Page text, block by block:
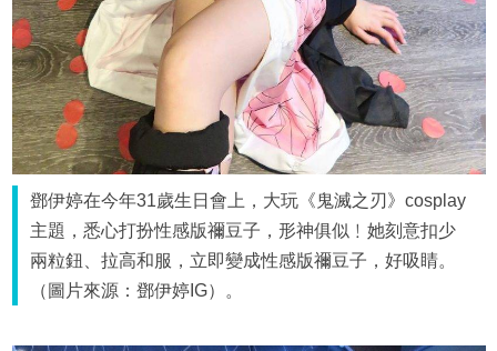
鄧伊婷在今年31歲生日會上，大玩《鬼滅之刃》cosplay
主題，悉心打扮性感版禰豆子，形神俱似﹗她刻意扣少
兩粒鈕、拉高和服，立即變成性感版禰豆子，好吸睛。
（圖片來源：鄧伊婷IG）。